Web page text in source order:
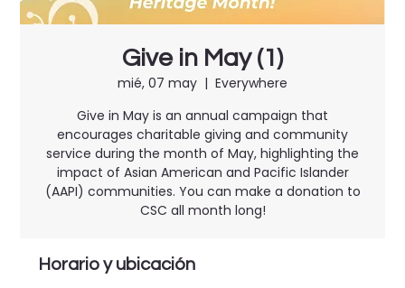
Give in May (1)
mié, 07 may
  |
Everywhere
Give in May is an annual campaign that
encourages charitable giving and community
service during the month of May, highlighting the
impact of Asian American and Pacific Islander
(AAPI) communities. You can make a donation to
CSC all month long!
Horario y ubicación